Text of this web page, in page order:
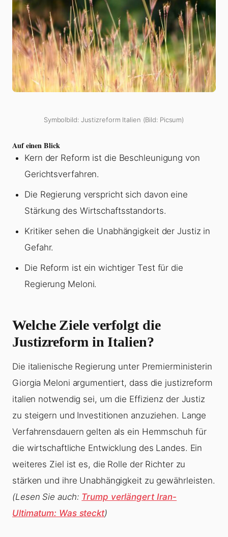
Symbolbild: Justizreform Italien (Bild: Picsum)
Auf einen Blick
Kern der Reform ist die Beschleunigung von
Gerichtsverfahren.
Die Regierung verspricht sich davon eine
Stärkung des Wirtschaftsstandorts.
Kritiker sehen die Unabhängigkeit der Justiz in
Gefahr.
Die Reform ist ein wichtiger Test für die
Regierung Meloni.
Welche Ziele verfolgt die
Justizreform in Italien?
Die italienische Regierung unter Premierministerin
Giorgia Meloni argumentiert, dass die justizreform
italien notwendig sei, um die Effizienz der Justiz
zu steigern und Investitionen anzuziehen. Lange
Verfahrensdauern gelten als ein Hemmschuh für
die wirtschaftliche Entwicklung des Landes. Ein
weiteres Ziel ist es, die Rolle der Richter zu
stärken und ihre Unabhängigkeit zu gewährleisten.
(Lesen Sie auch: Trump verlängert Iran-
Ultimatum: Was steckt)